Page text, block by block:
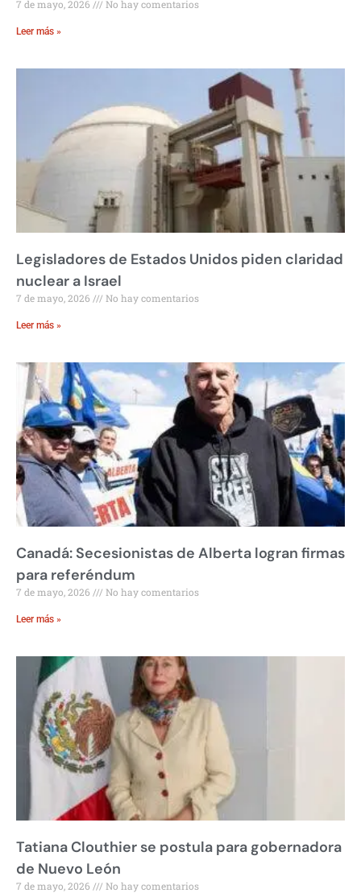
7 de mayo, 2026 No hay comentarios
Leer más »
Legisladores de Estados Unidos piden claridad
nuclear a Israel
7 de mayo, 2026 No hay comentarios
Leer más »
Canadá: Secesionistas de Alberta logran firmas
para referéndum
7 de mayo, 2026 No hay comentarios
Leer más »
Tatiana Clouthier se postula para gobernadora
de Nuevo León
7 de mayo, 2026 No hay comentarios